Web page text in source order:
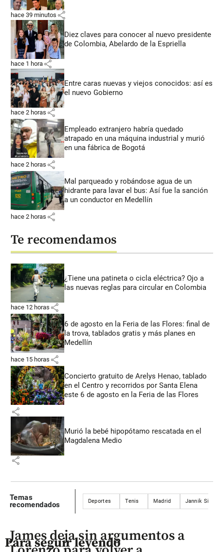
hace 39 minutos share
Diez claves para conocer al nuevo presidente
de Colombia, Abelardo de la Espriella
hace 1 hora share
Entre caras nuevas y viejos conocidos: así es
el nuevo Gobierno
hace 2 horas share
Empleado extranjero habría quedado
atrapado en una máquina industrial y murió
en una fábrica de Bogotá
hace 2 horas share
Mal parqueado y robándose agua de un
hidrante para lavar el bus: Así fue la sanción
a un conductor en Medellín
hace 2 horas share
Te recomendamos
¿Tiene una patineta o cicla eléctrica? Ojo a
las nuevas reglas para circular en Colombia
hace 12 horas share
6 de agosto en la Feria de las Flores: final de
la trova, tablados gratis y más planes en
Medellín
hace 15 horas share
Concierto gratuito de Arelys Henao, tablado
en el Centro y recorridos por Santa Elena
este 6 de agosto en la Feria de las Flores
share
Murió la bebé hipopótamo rescatada en el
Magdalena Medio
share
Temas
recomendados
Deportes Tenis Madrid Jannik
Para seguir leyendo
James deja sin argumentos a